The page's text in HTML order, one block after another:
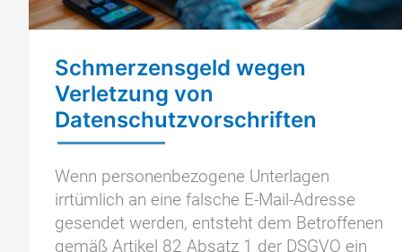
Schmerzensgeld wegen
Verletzung von
Datenschutzvorschriften
Wenn personenbezogene Unterlagen
irrtümlich an eine falsche E-Mail-Adresse
gesendet werden, entsteht dem Betroffenen
gemäß Artikel 82 Absatz 1 der DSGVO ein